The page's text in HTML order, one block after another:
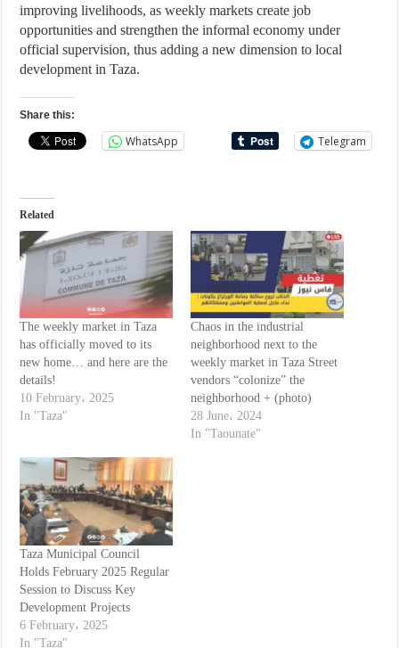
improving livelihoods, as weekly markets create job
opportunities and strengthen the informal economy under
official supervision, thus adding a new dimension to local
development in Taza.
Share this:
WhatsApp Telegram
Related
The weekly market in Taza
has officially moved to its
new home… and here are the
details!
10 February، 2025
In "Taza"
Chaos in the industrial
neighborhood next to the
weekly market in Taza Street
vendors “colonize” the
neighborhood + (photo)
28 June، 2024
In "Taounate"
Taza Municipal Council
Holds February 2025 Regular
Session to Discuss Key
Development Projects
6 February، 2025
In "Taza"